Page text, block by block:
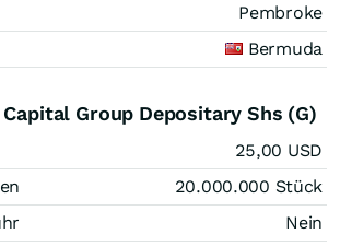
Pembroke
Bermuda
Group Depositary Shs (G)
25,00 USD
20.000.000 Stück
Nein